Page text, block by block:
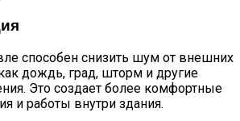
способен снизить шум от внешних
дождь, град, шторм и другие
Это создает более комфортные
и работы внутри здания.